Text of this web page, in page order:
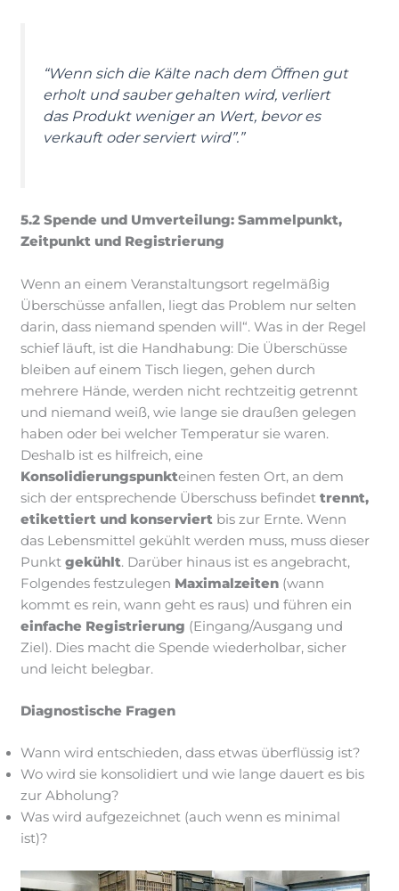
“Wenn sich die Kälte nach dem Öffnen gut
erholt und sauber gehalten wird, verliert
das Produkt weniger an Wert, bevor es
verkauft oder serviert wird”.”
5.2 Spende und Umverteilung: Sammelpunkt,
Zeitpunkt und Registrierung
Wenn an einem Veranstaltungsort regelmäßig
Überschüsse anfallen, liegt das Problem nur selten
darin, dass niemand spenden will“. Was in der Regel
schief läuft, ist die Handhabung: Die Überschüsse
bleiben auf einem Tisch liegen, gehen durch
mehrere Hände, werden nicht rechtzeitig getrennt
und niemand weiß, wie lange sie draußen gelegen
haben oder bei welcher Temperatur sie waren.
Deshalb ist es hilfreich, eine
Konsolidierungspunkteinen festen Ort, an dem
sich der entsprechende Überschuss befindet trennt,
etikettiert und konserviertbis zur Ernte. Wenn
das Lebensmittel gekühlt werden muss, muss dieser
Punkt gekühlt. Darüber hinaus ist es angebracht,
Folgendes festzulegen Maximalzeiten(wann
kommt es rein, wann geht es raus) und führen ein
einfache Registrierung (Eingang/Ausgang und
Ziel). Dies macht die Spende wiederholbar, sicher
und leicht belegbar.
Diagnostische Fragen
Wann wird entschieden, dass etwas überflüssig ist?
Wo wird sie konsolidiert und wie lange dauert es bis
zur Abholung?
Was wird aufgezeichnet (auch wenn es minimal
ist)?